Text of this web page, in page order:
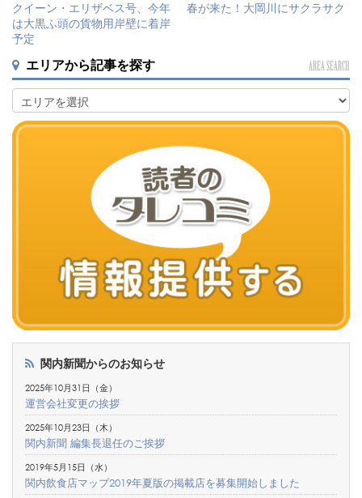
クイーン・エリザベス号、今年
は大黒ふ頭の貨物用岸壁に着岸
予定
春が来た！大岡川にサクラサク
エリアから記事を探す AREA SEARCH
関内新聞からのお知らせ
2025年10月31日（金）
運営会社変更の挨拶
2025年10月23日（木）
関内新聞 編集長退任のご挨拶
2019年5月15日（水）
関内飲食店マップ2019年夏版の掲載店を募集開始しました